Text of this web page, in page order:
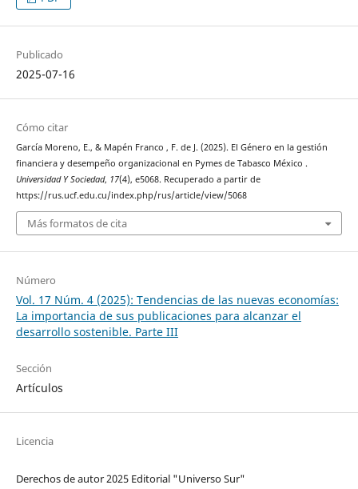
Publicado
2025-07-16
Cómo citar
García Moreno, E., & Mapén Franco , F. de J. (2025). El Género en la gestión
financiera y desempeño organizacional en Pymes de Tabasco México .
Universidad Y Sociedad, 17(4), e5068. Recuperado a partir de
https://rus.ucf.edu.cu/index.php/rus/article/view/5068
Más formatos de cita
Número
Vol. 17 Núm. 4 (2025): Tendencias de las nuevas economías:
La importancia de sus publicaciones para alcanzar el
desarrollo sostenible. Parte III
Sección
Artículos
Licencia
Derechos de autor 2025 Editorial "Universo Sur"